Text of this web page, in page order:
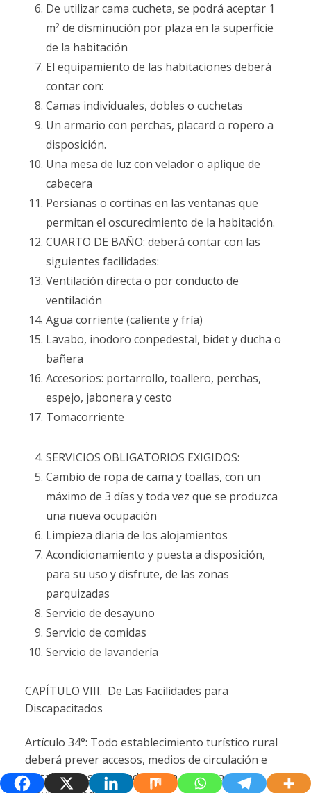
De utilizar cama cucheta, se podrá aceptar 1
m2 de disminución por plaza en la superficie
de la habitación
El equipamiento de las habitaciones deberá
contar con:
Camas individuales, dobles o cuchetas
Un armario con perchas, placard o ropero a
disposición.
Una mesa de luz con velador o aplique de
cabecera
Persianas o cortinas en las ventanas que
permitan el oscurecimiento de la habitación.
CUARTO DE BAÑO: deberá contar con las
siguientes facilidades:
Ventilación directa o por conducto de
ventilación
Agua corriente (caliente y fría)
Lavabo, inodoro conpedestal, bidet y ducha o
bañera
Accesorios: portarrollo, toallero, perchas,
espejo, jabonera y cesto
Tomacorriente
SERVICIOS OBLIGATORIOS EXIGIDOS:
Cambio de ropa de cama y toallas, con un
máximo de 3 días y toda vez que se produzca
una nueva ocupación
Limpieza diaria de los alojamientos
Acondicionamiento y puesta a disposición,
para su uso y disfrute, de las zonas
parquizadas
Servicio de desayuno
Servicio de comidas
Servicio de lavandería
CAPÍTULO VIII. De Las Facilidades para
Discapacitados
Artículo 34°: Todo establecimiento turístico rural
deberá prever accesos, medios de circulación e
instalaciones adecuadas para personas con